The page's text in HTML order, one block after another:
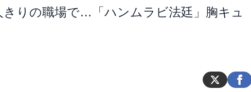
りの職場で…「ハンムラビ法廷」胸キュ